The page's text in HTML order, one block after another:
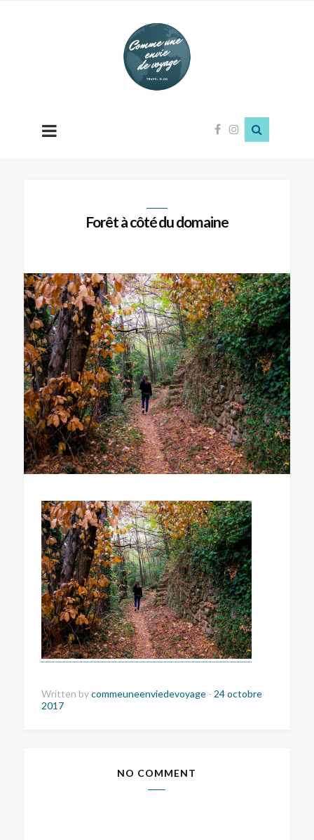
Comme
une
envie
de
Forêt à côté du domaine
Written bycommeuneenviedevoyage - 24 octobre
2017
NO COMMENT